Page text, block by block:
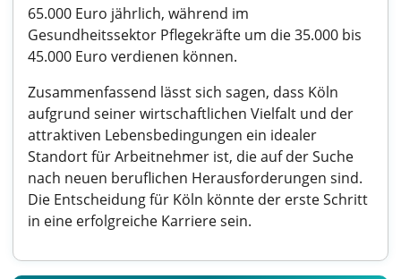
65.000 Euro jährlich, während im
Gesundheitssektor Pflegekräfte um die 35.000 bis
45.000 Euro verdienen können.
Zusammenfassend lässt sich sagen, dass Köln
aufgrund seiner wirtschaftlichen Vielfalt und der
attraktiven Lebensbedingungen ein idealer
Standort für Arbeitnehmer ist, die auf der Suche
nach neuen beruflichen Herausforderungen sind.
Die Entscheidung für Köln könnte der erste Schritt
in eine erfolgreiche Karriere sein.